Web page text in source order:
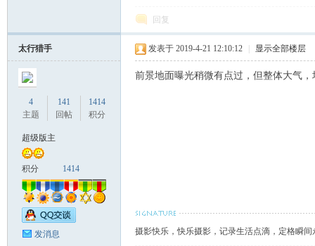
回复
太行猎手
4
主题
141
回帖
1414
积分
超级版主
积分 1414
发消息
发表于 2019-4-21 12:10:12 显示全部楼层
前景地面曝光稍微有点过，但整体大气
摄影快乐，快乐摄影，记录生活点滴，定格瞬